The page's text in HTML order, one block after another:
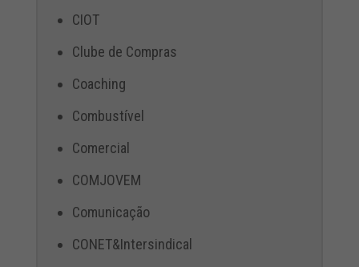
CIOT
Clube de Compras
Coaching
Combustível
Comercial
COMJOVEM
Comunicação
CONET&Intersindical